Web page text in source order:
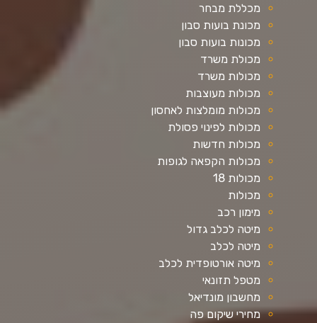
מכללת מבחר
מכונת בועות סבון
מכונות בועות סבון
מכולת משרד
מכולות משרד
מכולות מעוצבות
מכולות מומלצות לאחסון
מכולות לפינוי פסולת
מכולות חדשות
מכולות הקפאה לגופות
מכולות 18
מכולות
מימון רכב
מיטה לכלב גדול
מיטה לכלב
מיטה אורטופדית לכלב
מטפל תזונאי
מחשבון מונדיאל
מחירי שיקום פה